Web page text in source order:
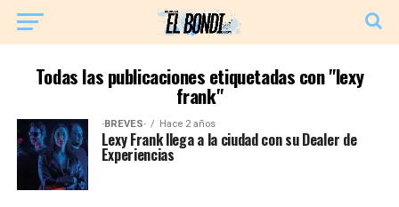
Todas las publicaciones etiquetadas con "lexy
frank"
·BREVES· Hace 2 años
Lexy Frank llega a la ciudad con su Dealer de
Experiencias